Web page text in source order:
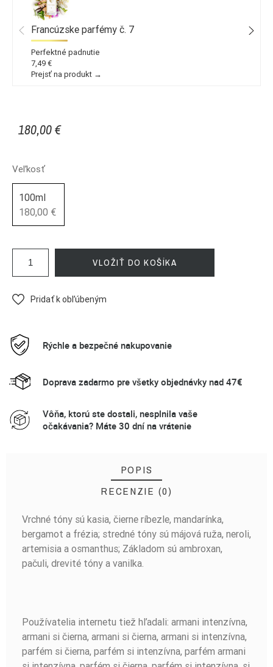
Francúzske parfémy č. 7
Perfektné padnutie
7,49 €
Prejsť na produkt →
180,00 €
Veľkosť
100ml
180,00 €
VLOŽIŤ DO KOŠÍKA
Pridať k obľúbeným
Rýchle a bezpečné nakupovanie
Doprava zadarmo pre všetky objednávky nad 47€
Vôňa, ktorú ste dostali, nesplnila vaše
očakávania? Máte 30 dní na vrátenie
POPIS
RECENZIE (0)
Vrchné tóny sú kasia, čierne ríbezle, mandarínka,
bergamot a frézia; stredné tóny sú májová ruža, neroli,
artemisia a osmanthus; Základom sú ambroxan,
pačuli, drevité tóny a vanilka.
Používatelia internetu tiež hľadali: armani intenzívna,
armani si čierna, armani si čierna, armani si intenzívna,
parfém si čierna, parfém si intenzívna, parfém armani
BUĎTE PRVÝ, KTO NAPÍŠE RECENZIU!